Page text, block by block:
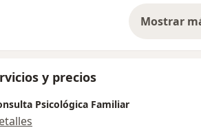
Mostrar
y precios
Psicológica Familiar